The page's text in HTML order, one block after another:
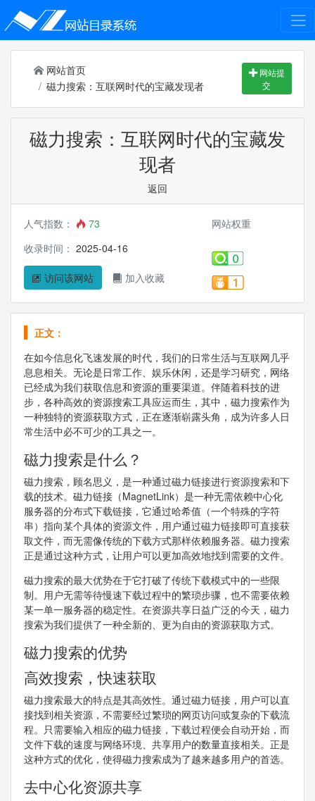
网站首页
磁力搜索：互联网时代的宝藏发现者
网站提
交
磁力搜索：互联网时代的宝藏发
现者
返回
人气指数：
73
收录时间： 2025-04-16
访问该网站 加入收藏
网站权重
正文：
在如今信息化飞速发展的时代，我们的日常生活与互联网几乎
息息相关。无论是日常工作、娱乐休闲，还是学习研究，网络
已经成为我们获取信息和资源的重要渠道。伴随着科技的进
步，各种高效的资源搜索工具应运而生，其中，磁力搜索作为
一种独特的资源获取方式，正在逐渐崭露头角，成为许多人日
常生活中必不可少的工具之一。
磁力搜索是什么？
磁力搜索，顾名思义，是一种通过磁力链接进行资源搜索和下
载的技术。磁力链接（MagnetLink）是一种无需依赖中心化
服务器的分布式下载链接，它通过哈希值（一个特殊的字符
串）指向某个具体的资源文件，用户通过磁力链接即可直接获
取文件，而无需像传统的下载方式那样依赖服务器。磁力搜索
正是通过这种方式，让用户可以更加高效地找到需要的文件。
磁力搜索的最大优势在于它打破了传统下载模式中的一些限
制。用户无需等待慢速下载过程中的繁琐步骤，也不需要依赖
某一单一服务器的稳定性。在资源共享日益广泛的今天，磁力
搜索为我们提供了一种全新的、更为自由的资源获取方式。
磁力搜索的优势
高效搜索，快速获取
磁力搜索最大的特点是其高效性。通过磁力链接，用户可以直
接找到相关资源，不需要经过繁琐的网页访问或复杂的下载流
程。只需要输入相应的磁力链接，下载过程便会自动开始，而
文件下载的速度与网络环境、共享用户的数量直接相关。正是
这种方式的优化，使得磁力搜索成为了越来越多用户的首选。
去中心化资源共享